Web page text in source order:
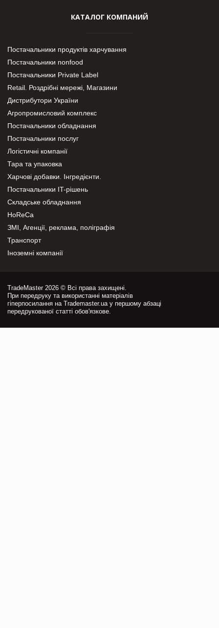
КАТАЛОГ КОМПАНИЙ
Постачальники продуктів харчування
Постачальники nonfood
Постачальники Private Label
Retail. Роздрібні мережі, Магазини
Дистрибутори України
Агропромисловий комплекс
Постачальники обладнання
Постачальники послуг
Логістичні компанії
Тара та упаковка
Харчові добавки. Інгредієнти.
Постачальники IT-рішень
Складське обладнання
HoReCa
ЗМІ, Агенції, реклама, поліграфія
Транспорт
Іноземні компанії
TradeMaster 2026 © Всі права захищені.
При передруку та використанні матеріалів
гіперпосилання на Trademaster.ua у першому абзаці
передрукованої статті обов'язкове.